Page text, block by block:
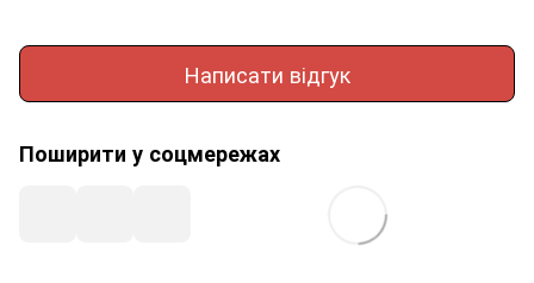
Написати відгук
Поширити у соцмережах